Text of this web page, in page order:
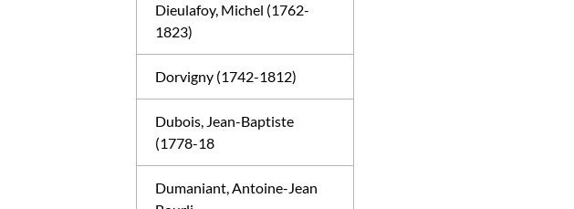
Dieulafoy, Michel (1762-
1823)
Dorvigny (1742-1812)
Dubois, Jean-Baptiste
(1778-18
Dumaniant, Antoine-Jean